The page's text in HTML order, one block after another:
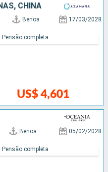
CHINA
Benoa 17/03/2028
US$ 4,601
Pensão completa
Benoa 05/02/2028
Pensão completa